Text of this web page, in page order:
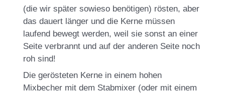
(die wir später sowieso benötigen) rösten, aber
das dauert länger und die Kerne müssen
laufend bewegt werden, weil sie sonst an einer
Seite verbrannt und auf der anderen Seite noch
roh sind!
Die gerösteten Kerne in einem hohen
Mixbecher mit dem Stabmixer (oder mit einem